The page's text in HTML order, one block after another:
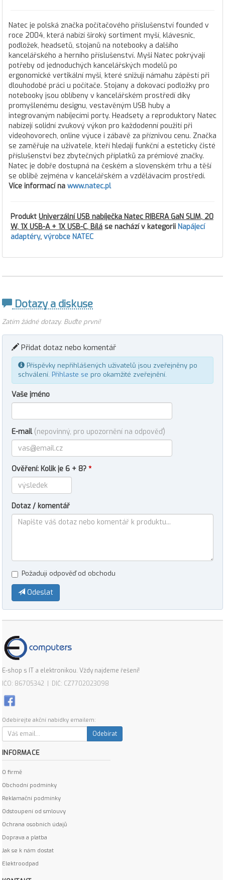
Natec je polská značka počítačového příslušenství founded v
roce 2004, která nabízí široký sortiment myší, klávesnic,
podložek, headsetů, stojanů na notebooky a dalšího
kancelářského a herního příslušenství. Myši Natec pokrývají
potřeby od jednoduchých kancelářských modelů po
ergonomické vertikální myši, které snižují námahu zápěstí při
dlouhodobé práci u počítače. Stojany a dokovací podložky pro
notebooky jsou oblíbeny v kancelářském prostředí díky
promyšlenému designu, vestavěným USB huby a
integrovaným nabíjecími porty. Headsety a reproduktory Natec
nabízejí solidní zvukový výkon pro každodenní použití při
videohovorech, online výuce i zábavě za příznivou cenu. Značka
se zaměřuje na uživatele, kteří hledají funkční a esteticky čisté
příslušenství bez zbytečných příplatků za prémiové značky.
Natec je dobře dostupná na českém a slovenském trhu a těší
se oblibě zejména v kancelářském a vzdělávacím prostředí.
Více informací na www.natec.pl
Produkt Univerzální USB nabíječka Natec RIBERA GaN SLIM, 20
W, 1X USB-A + 1X USB-C, Bílá se nachází v kategorii Napájecí
adaptéry, výrobce NATEC
Dotazy a diskuse
Zatím žádné dotazy. Buďte první!
Přidat dotaz nebo komentář
Příspěvky nepřihlášených uživatelů jsou zveřejněny po
schválení. Přihlaste se pro okamžité zveřejnění.
Vaše jméno
E-mail (nepovinný, pro upozornění na odpověď)
Ověření: Kolik je 6 + 8? *
Dotaz / komentář
Požaduji odpověď od obchodu
Odeslat
E-shop s IT a elektronikou. Vždy najdeme řešení!
IČO: 86705342 | DIČ: CZ7702023098
Odebírejte akční nabídky emailem:
Odebírat
INFORMACE
O firmě
Obchodní podmínky
Reklamační podmínky
Odstoupení od smlouvy
Ochrana osobních údajů
Doprava a platba
Jak se k nám dostat
Elektroodpad